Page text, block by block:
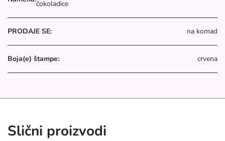
čokoladice
PRODAJE SE: na komad
Boja(e) štampe: crvena
Slični proizvodi